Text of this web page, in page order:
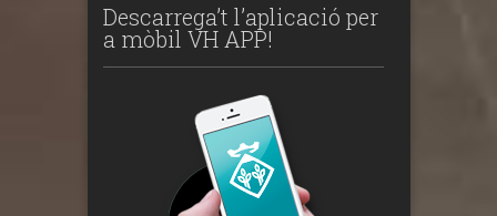
Descarrega’t l’aplicació per
a mòbil VH APP!